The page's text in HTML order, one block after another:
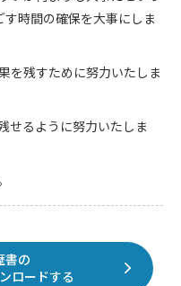
時間の確保を大事にしま
を残すために努力いたしま
せるように努力いたしま
書の
ロードする